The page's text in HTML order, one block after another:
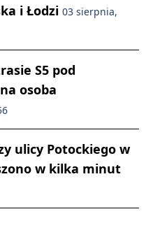
i Łodzi 03 sierpnia,
S5 pod
osoba
ulicy Potockiego w
w kilka minut